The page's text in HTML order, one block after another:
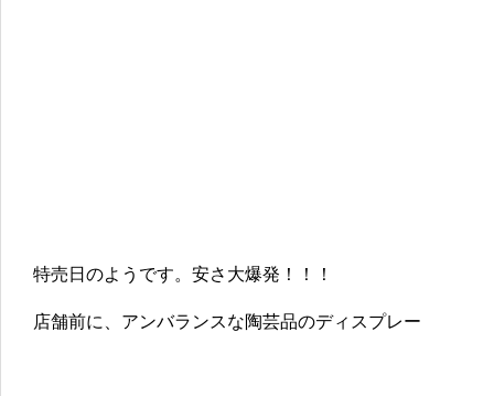
特売日のようです。安さ大爆発！！！
店舗前に、アンバランスな陶芸品のディスプレー